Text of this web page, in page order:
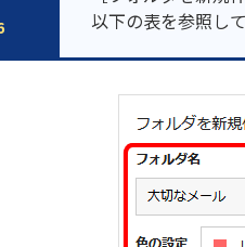
以下の表を参照し